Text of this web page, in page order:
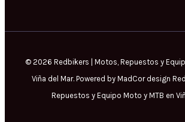
© 2026 Redbikers | Motos, Repuestos y
Viña del Mar. Powered by MadCor design
Repuestos y Equipo Moto y MTB en